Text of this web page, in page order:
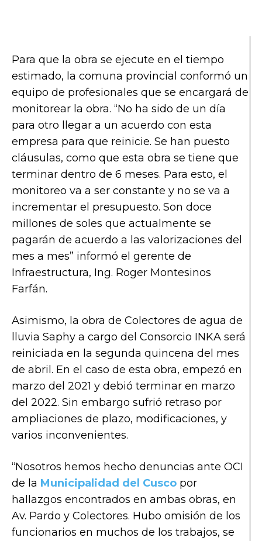
Para que la obra se ejecute en el tiempo
estimado, la comuna provincial conformó un
equipo de profesionales que se encargará de
monitorear la obra. “No ha sido de un día
para otro llegar a un acuerdo con esta
empresa para que reinicie. Se han puesto
cláusulas, como que esta obra se tiene que
terminar dentro de 6 meses. Para esto, el
monitoreo va a ser constante y no se va a
incrementar el presupuesto. Son doce
millones de soles que actualmente se
pagarán de acuerdo a las valorizaciones del
mes a mes” informó el gerente de
Infraestructura, Ing. Roger Montesinos
Farfán.
Asimismo, la obra de Colectores de agua de
lluvia Saphy a cargo del Consorcio INKA será
reiniciada en la segunda quincena del mes
de abril. En el caso de esta obra, empezó en
marzo del 2021 y debió terminar en marzo
del 2022. Sin embargo sufrió retraso por
ampliaciones de plazo, modificaciones, y
varios inconvenientes.
“Nosotros hemos hecho denuncias ante OCI
de la Municipalidad del Cusco por
hallazgos encontrados en ambas obras, en
Av. Pardo y Colectores. Hubo omisión de los
funcionarios en muchos de los trabajos, se